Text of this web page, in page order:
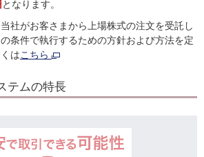
となります。
社がお客さまから上場株式の注文を受託し
条件で執行するための方針および方法を定
はこちら
テムの特長